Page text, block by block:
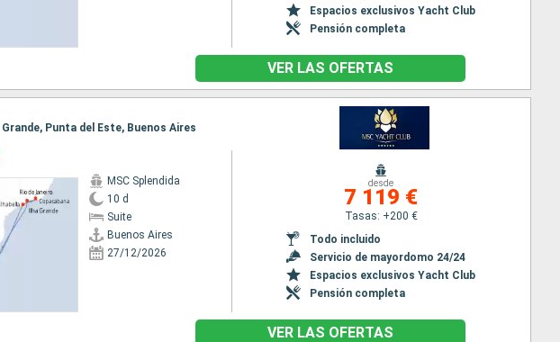
Espacios exclusivos Yacht Club
Pensión completa
VER LAS OFERTAS
Punta del Este, Buenos Aires
MSC Splendida
10 d
Suite
Buenos Aires
27/12/2026
desde
7 119 €
Tasas: +200 €
Todo incluido
Servicio de mayordomo 24/24
Espacios exclusivos Yacht Club
Pensión completa
VER LAS OFERTAS